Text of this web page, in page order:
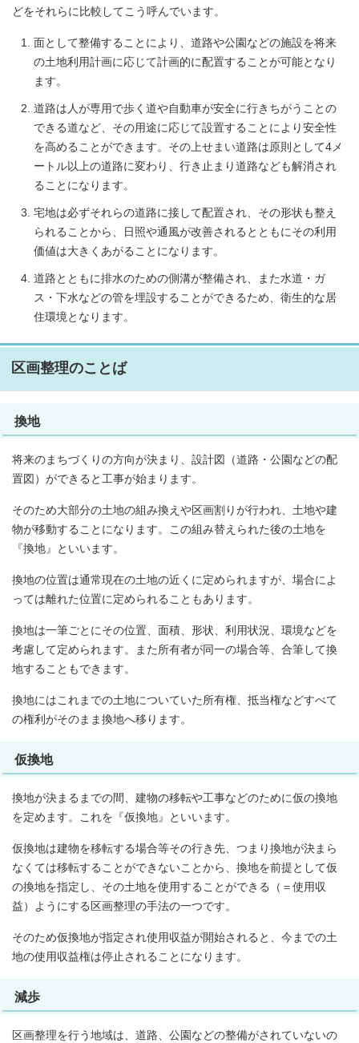
どをそれらに比較してこう呼んでいます。
面として整備することにより、道路や公園などの施設を将来
の土地利用計画に応じて計画的に配置することが可能となり
ます。
道路は人が専用で歩く道や自動車が安全に行きちがうことの
できる道など、その用途に応じて設置することにより安全性
を高めることができます。その上せまい道路は原則として4メ
ートル以上の道路に変わり、行き止まり道路なども解消され
ることになります。
宅地は必ずそれらの道路に接して配置され、その形状も整え
られることから、日照や通風が改善されるとともにその利用
価値は大きくあがることになります。
道路とともに排水のための側溝が整備され、また水道・ガ
ス・下水などの管を埋設することができるため、衛生的な居
住環境となります。
区画整理のことば
換地
将来のまちづくりの方向が決まり、設計図（道路・公園などの配
置図）ができると工事が始まります。
そのため大部分の土地の組み換えや区画割りが行われ、土地や建
物が移動することになります。この組み替えられた後の土地を
『換地』といいます。
換地の位置は通常現在の土地の近くに定められますが、場合によ
っては離れた位置に定められることもあります。
換地は一筆ごとにその位置、面積、形状、利用状況、環境などを
考慮して定められます。また所有者が同一の場合等、合筆して換
地することもできます。
換地にはこれまでの土地についていた所有権、抵当権などすべて
の権利がそのまま換地へ移ります。
仮換地
換地が決まるまでの間、建物の移転や工事などのために仮の換地
を定めます。これを『仮換地』といいます。
仮換地は建物を移転する場合等その行き先、つまり換地が決まら
なくては移転することができないことから、換地を前提として仮
の換地を指定し、その土地を使用することができる（＝使用収
益）ようにする区画整理の手法の一つです。
そのため仮換地が指定され使用収益が開始されると、今までの土
地の使用収益権は停止されることになります。
減歩
区画整理を行う地域は、道路、公園などの整備がされていないの